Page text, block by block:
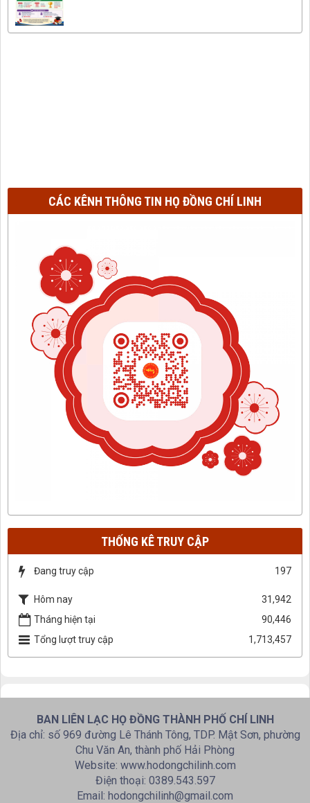
CÁC KÊNH THÔNG TIN HỌ ĐỒNG CHÍ LINH
THỐNG KÊ TRUY CẬP
Đang truy cập 197
Hôm nay
31,942
Tháng hiện tại
90,446
Tổng lượt truy cập
1,713,457
BAN LIÊN LẠC HỌ ĐỒNG THÀNH PHỐ CHÍ LINH
Địa chỉ: số 969 đường Lê Thánh Tông, TDP. Mật Sơn, phường
Chu Văn An, thành phố Hải Phòng
Website: www.hodongchilinh.com
Điện thoại: 0389.543.597
Email: hodongchilinh@gmail.com